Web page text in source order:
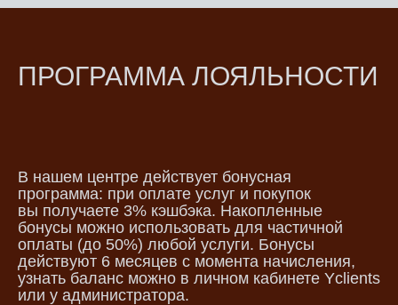
ПРОГРАММА ЛОЯЛЬНОСТИ
В нашем центре действует бонусная
программа: при оплате услуг и покупок
вы получаете 3% кэшбэка. Накопленные
бонусы можно использовать для частичной
оплаты (до 50%) любой услуги. Бонусы
действуют 6 месяцев с момента начисления,
узнать баланс можно в личном кабинете Yclients
или у администратора.